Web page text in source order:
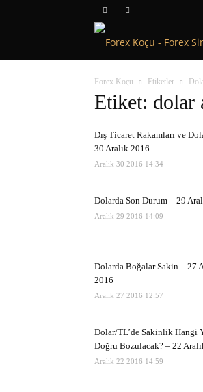
Forex Koçu Etiketler
Etiket: dolar
Dış Ticaret Rakamları ve
30 Aralık 2016
Aralık 30 2016 14:34
Dolarda Son Durum – 29
Aralık 29 2016 14:09
Dolarda Boğalar Sakin – 27
2016
Aralık 27 2016 12:57
Dolar/TL’de Sakinlik Hangi
Doğru Bozulacak? – 22
Aralık 22 2016 14:59